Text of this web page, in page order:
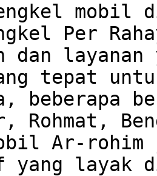
mobil
Per
dan
tepat
beberapa
Rohmat,
Ar-rohim
layak